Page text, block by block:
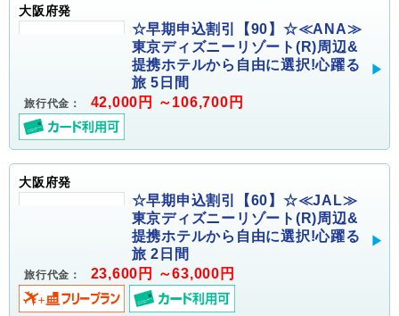
大阪府発
☆早期申込割引【90】☆≪ANA≫
東京ディズニーリゾート(R)周辺&
提携ホテルから自由に選択!心躍る
旅 5日間
旅行代金： 42,000円 ～106,700円
大阪府発
☆早期申込割引【60】☆≪JAL≫
東京ディズニーリゾート(R)周辺&
提携ホテルから自由に選択!心躍る
旅 2日間
旅行代金： 23,600円 ～63,000円